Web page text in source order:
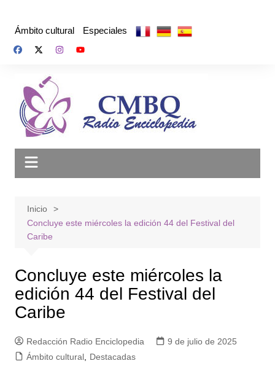
Ámbito cultural Especiales
Inicio
Concluye este miércoles la edición 44 del Festival del
Caribe
Concluye este miércoles la
edición 44 del Festival del
Caribe
Redacción Radio Enciclopedia
9 de julio de 2025
Ámbito cultural, Destacadas